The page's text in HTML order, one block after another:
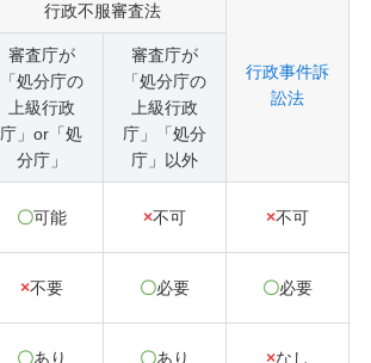
行政不服審査法
行政事件訴
訟法
審査庁が
「処分庁の
上級行政
庁」or「処
分庁」
審査庁が
「処分庁の
上級行政
庁」「処分
庁」以外
〇可能 ×不可 ×不可
×不要 〇必要 〇必要
〇あり 〇あり ×なし